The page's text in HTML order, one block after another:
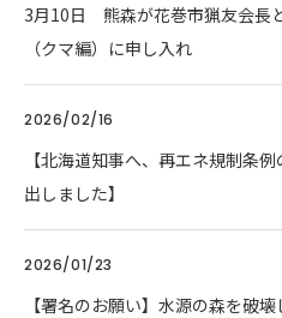
3月10日 熊森が花巻市猟友会長
（クマ編）に申し入れ
2026/02/16
【北海道知事へ、再エネ規制条
出しました】
2026/01/23
【署名のお願い】水源の森を破